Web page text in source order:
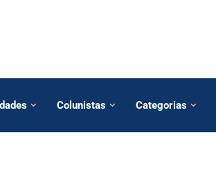
Colunistas Categorias